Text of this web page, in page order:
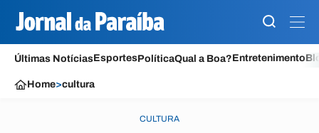
Últimas NotíciasEsportesPolíticaQual a Boa?Entretenimento
Home>cultura
CULTURA